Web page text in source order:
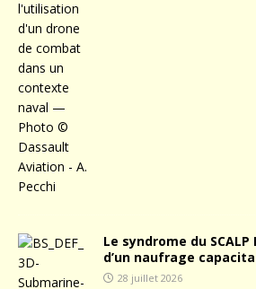
Le syndrome du
d’un naufrage
28 juillet 2026